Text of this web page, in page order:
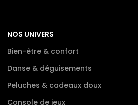
NOS UNIVERS
Bien-être & confort
Danse & déguisements
Peluches & cadeaux doux
Console de jeux